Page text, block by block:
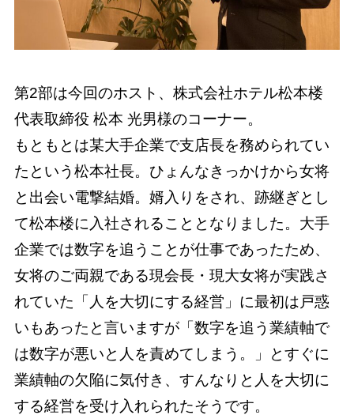
第2部は今回のホスト、株式会社ホテル松本楼
代表取締役 松本 光男様のコーナー。
もともとは某大手企業で支店長を務められてい
たという松本社長。ひょんなきっかけから女将
と出会い電撃結婚。婿入りをされ、跡継ぎとし
て松本楼に入社されることとなりました。大手
企業では数字を追うことが仕事であったため、
女将のご両親である現会長・現大女将が実践さ
れていた「人を大切にする経営」に最初は戸惑
いもあったと言いますが「数字を追う業績軸で
は数字が悪いと人を責めてしまう。」とすぐに
業績軸の欠陥に気付き、すんなりと人を大切に
する経営を受け入れられたそうです。